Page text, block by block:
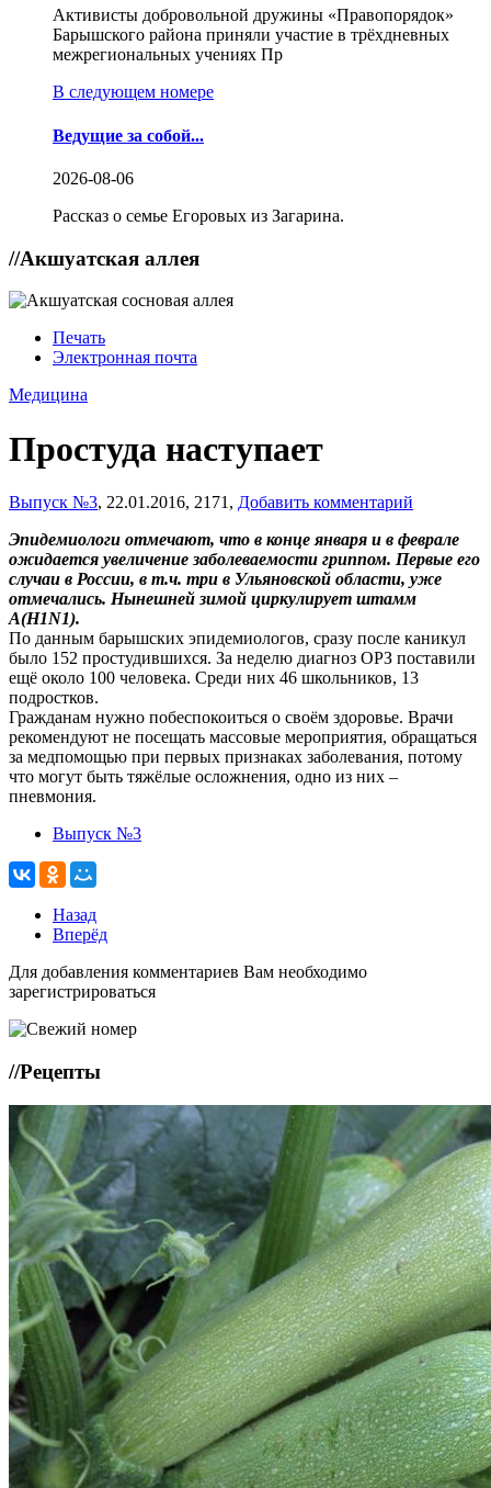
Активисты добровольной дружины «Правопорядок»
Барышского района приняли участие в трёхдневных
межрегиональных учениях Пр
В следующем номере
Ведущие за собой...
2026-08-06
Рассказ о семье Егоровых из Загарина.
//Акшуатская аллея
Печать
Электронная почта
Медицина
Простуда наступает
Выпуск №3, 22.01.2016, 2171, Добавить комментарий
Эпидемиологи отмечают, что в конце января и в феврале
ожидается увеличение заболеваемости гриппом. Первые его
случаи в России, в т.ч. три в Ульяновской области, уже
отмечались. Нынешней зимой циркулирует штамм
A(H1N1).
По данным барышских эпидемиологов, сразу после каникул
было 152 простудившихся. За неделю диагноз ОРЗ поставили
ещё около 100 человека. Среди них 46 школьников, 13
подростков.
Гражданам нужно побеспокоиться о своём здоровье. Врачи
рекомендуют не посещать массовые мероприятия, обращаться
за медпомощью при первых признаках заболевания, потому
что могут быть тяжёлые осложнения, одно из них –
пневмония.
Выпуск №3
Назад
Вперёд
Для добавления комментариев Вам необходимо
зарегистрироваться
//Рецепты